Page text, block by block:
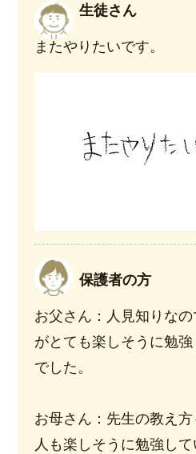
生徒さん
またやりたいです。
保護者の方
お父さん：人見知りな
がとても楽しそうに勉
でした。
お母さん：先生の教え
人も楽しそうに勉強して